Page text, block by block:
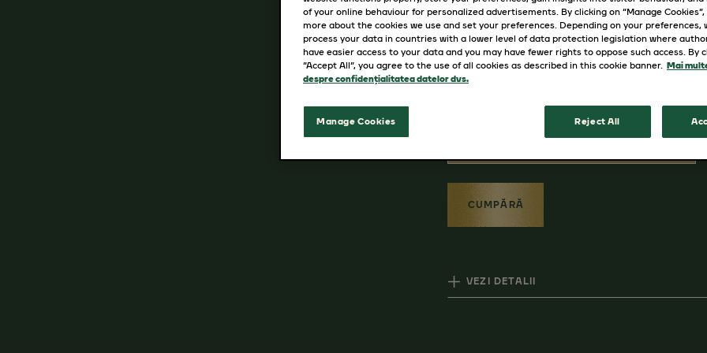
pentru o băutură energizantă
pentru orice ocazie: când ești la
1.8G X 50 PLICURI, 100G, 200G
CUMPĂRĂ
VEZI DETALII
of your online behaviour for personalized advertisements. By clicking on “Manage
more about the cookies we use and set your preferences. Depending on your preferences,
process your data in countries with a lower level of data protection legislation where
have easier access to your data and you may have fewer rights to oppose such access. By
“Accept All”, you agree to the use of all cookies as described in this cookie banner. Mai
despre confidențialitatea datelor dvs.
Manage Cookies Reject All